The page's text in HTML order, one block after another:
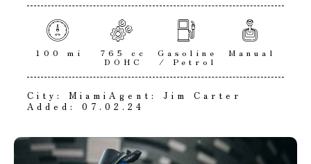
100 mi 765 cc
DOHC
Gasoline
/ Petrol
Manual
City: MiamiAgent:
Jim Carter
Added:
07.02.24